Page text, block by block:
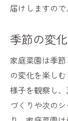
届けしますので
季節の変
家庭菜園は季
の変化を楽し
様子を観察し
づくりや次の